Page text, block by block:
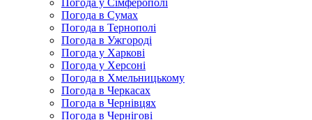
Погода у Сімферополі
Погода в Сумах
Погода в Тернополі
Погода в Ужгороді
Погода у Харкові
Погода у Херсоні
Погода в Хмельницькому
Погода в Черкасах
Погода в Чернівцях
Погода в Чернігові